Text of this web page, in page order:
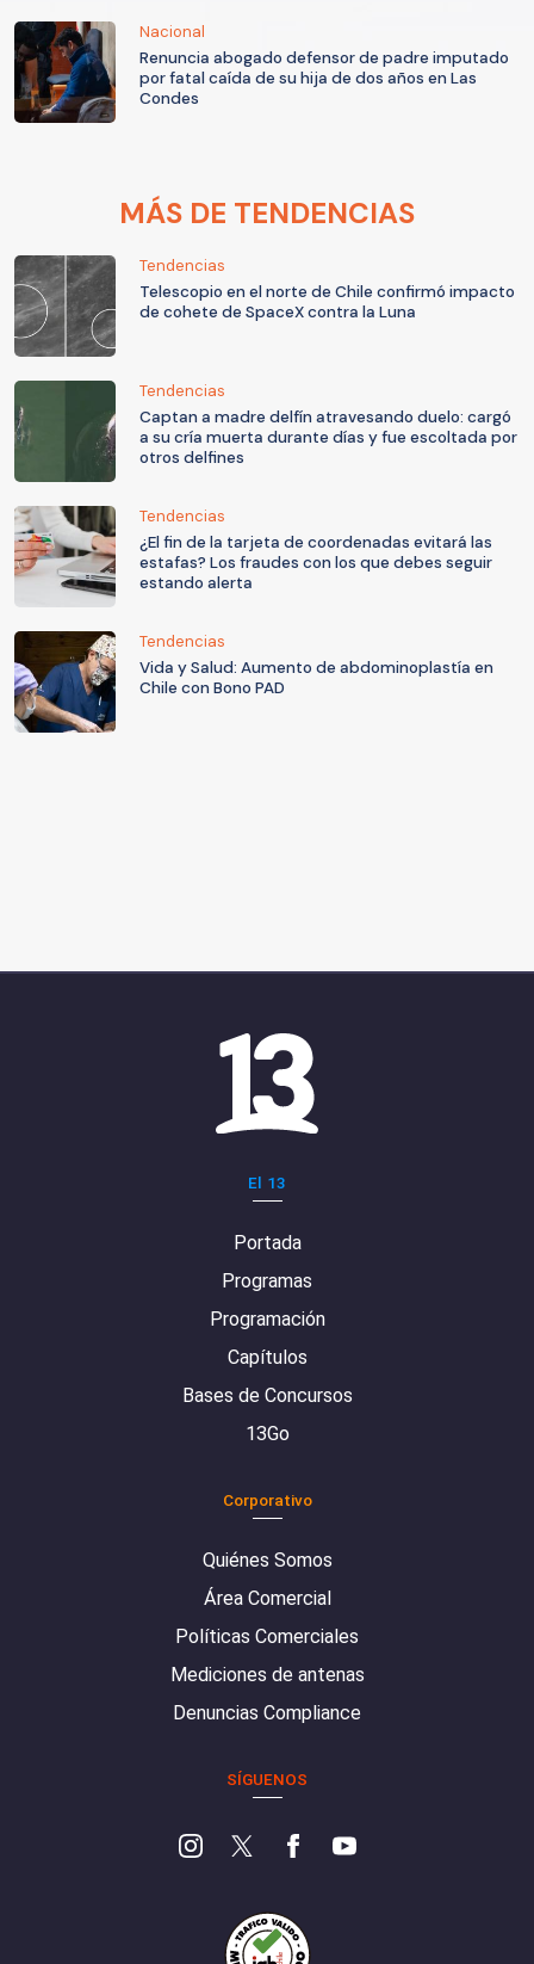
Nacional
Renuncia abogado defensor de padre imputado
por fatal caída de su hija de dos años en Las
Condes
MÁS DE TENDENCIAS
Tendencias
Telescopio en el norte de Chile confirmó impacto
de cohete de SpaceX contra la Luna
Tendencias
Captan a madre delfín atravesando duelo: cargó
a su cría muerta durante días y fue escoltada por
otros delfines
Tendencias
¿El fin de la tarjeta de coordenadas evitará las
estafas? Los fraudes con los que debes seguir
estando alerta
Tendencias
Vida y Salud: Aumento de abdominoplastía en
Chile con Bono PAD
El 13
Portada
Programas
Programación
Capítulos
Bases de Concursos
13Go
Corporativo
Quiénes Somos
Área Comercial
Políticas Comerciales
Mediciones de antenas
Denuncias Compliance
SÍGUENOS